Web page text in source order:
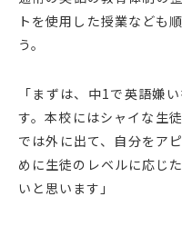
トを使用した授業なども
う。
「まずは、中1で英語嫌
す。本校にはシャイな生
では外に出て、自分をア
めに生徒のレベルに応じ
いと思います」